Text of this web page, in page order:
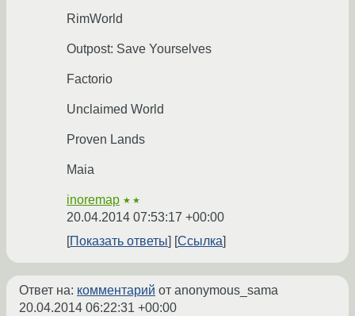
RimWorld
Outpost: Save Yourselves
Factorio
Unclaimed World
Proven Lands
Maia
inoremap ★★
20.04.2014 07:53:17 +00:00
Показать ответы
Ссылка
Ответ на: комментарий от anonymous_sama
20.04.2014 06:22:31 +00:00